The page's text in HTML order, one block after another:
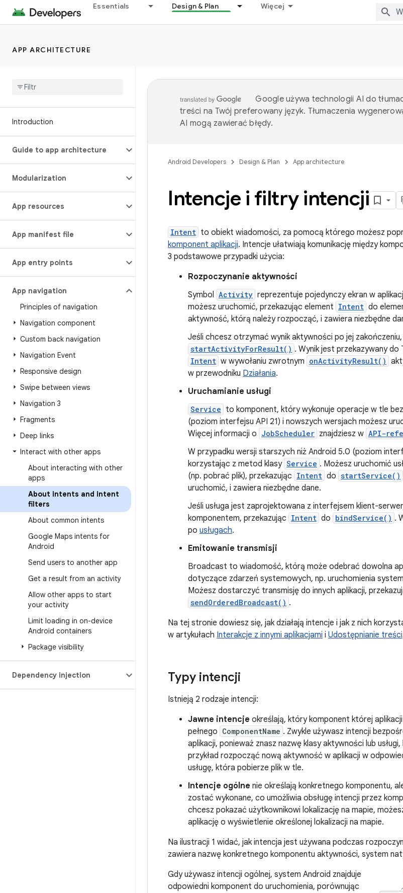
Essentials Design & Plan Więcej
APP ARCHITECTURE
Introduction
Guide to app architecture
Modularization
App resources
App manifest file
App entry points
App navigation
Principles of navigation
Navigation component
Custom back navigation
Navigation Event
Responsive design
Swipe between views
Navigation 3
Fragments
Deep links
Interact with other apps
About interacting with other
apps
About intents and intent
filters
About common intents
Google Maps intents for
Android
Send users to another app
Get a result from an activity
Allow other apps to start
your activity
Limit loading in on-device
Android containers
Package visibility
Dependency injection
Google używa technologii AI do
treści na Twój preferowany język. Tłumaczenia
AI mogą zawierać błędy.
Android Developers Design & Plan App architecture
Intencje i filtry intencji
Intent to obiekt wiadomości, za pomocą którego możesz
komponent aplikacji. Intencje ułatwiają komunikację między
3 podstawowe przypadki użycia:
Rozpoczynanie aktywności
Symbol Activity reprezentuje pojedynczy ekran w
możesz uruchomić, przekazując element Intent do
aktywność, którą należy rozpocząć, i zawiera niezbędne
Jeśli chcesz otrzymać wynik aktywności po jej
startActivityForResult() . Wynik jest przekazywany
Intent w wywołaniu zwrotnym onActivityResult()
w przewodniku Działania.
Uruchamianie usługi
Service to komponent, który wykonuje operacje w tle
(poziom interfejsu API 21) i nowszych wersjach możesz
Więcej informacji o JobScheduler znajdziesz w API-
W przypadku wersji starszych niż Android 5.0 (poziom
korzystając z metod klasy Service . Możesz uruchomić
(np. pobrać plik), przekazując Intent do startService()
uruchomić, i zawiera niezbędne dane.
Jeśli usługa jest zaprojektowana z interfejsem klient-
komponentem, przekazując Intent do bindService() .
po usługach.
Emitowanie transmisji
Broadcast to wiadomość, którą może odebrać dowolna
dotyczące zdarzeń systemowych, np. uruchomienia
Możesz dostarczyć transmisję do innych aplikacji,
sendOrderedBroadcast() .
Na tej stronie dowiesz się, jak działają intencje i jak z nich
w artykułach Interakcje z innymi aplikacjami i Udostępnianie treści
Typy intencji
Istnieją 2 rodzaje intencji:
Jawne intencje określają, który komponent której
pełnego ComponentName . Zwykle używasz intencji
aplikacji, ponieważ znasz nazwę klasy aktywności lub
przykład rozpocząć nową aktywność w aplikacji w
usługę, która pobierze plik w tle.
Intencje ogólne nie określają konkretnego komponentu,
zostać wykonane, co umożliwia obsługę intencji przez
chcesz pokazać użytkownikowi lokalizację na mapie,
aplikację o wyświetlenie określonej lokalizacji na mapie.
Na ilustracji 1 widać, jak intencja jest używana podczas
zawiera nazwę konkretnego komponentu aktywności, system
Gdy używasz intencji ogólnej, system Android znajduje
odpowiedni komponent do uruchomienia, porównując